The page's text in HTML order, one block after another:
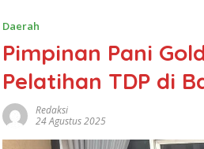
Daerah
Pimpinan Pani
Pelatihan TDP di
Redaksi
24 Agustus 2025